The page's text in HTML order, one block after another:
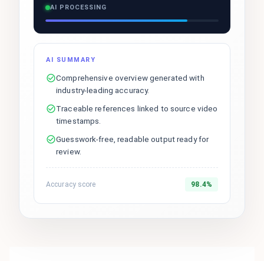
AI PROCESSING
AI SUMMARY
Comprehensive overview generated with
industry-leading accuracy.
Traceable references linked to source video
timestamps.
Guesswork-free, readable output ready for
review.
Accuracy score 98.4%